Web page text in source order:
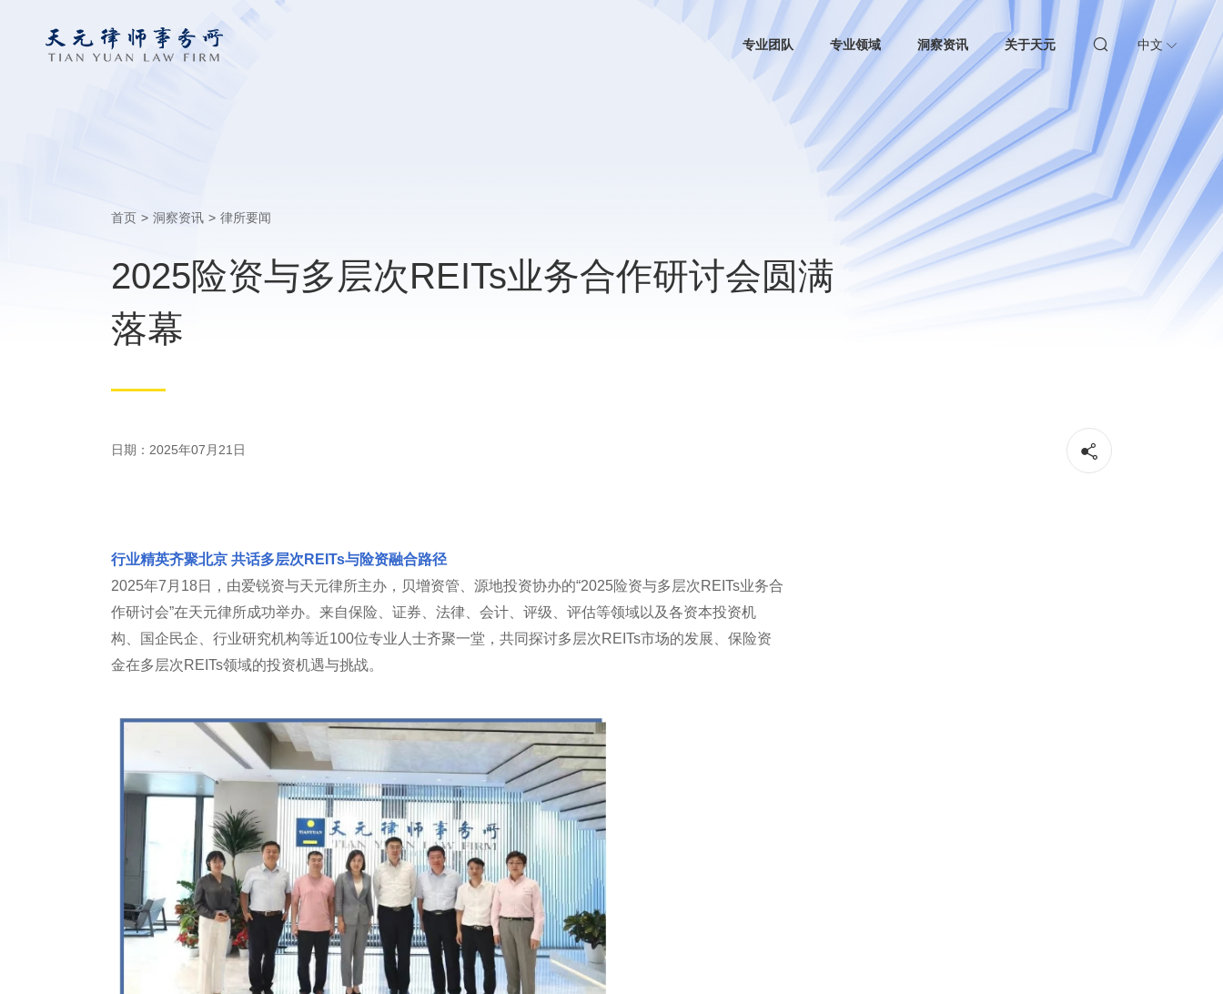
专业团队 专业领域 洞察资讯 关于天元 中文
首页 > 洞察资讯 > 律所要闻
2025险资与多层次REITs业务合作研讨会圆满
落幕​
日期：2025年07月21日
行业精英齐聚北京 共话多层次REITs与险资融合路径
2025年7月18日，由爱锐资与天元律所主办，贝增资管、源地投资协办的“2025险资与多层次REITs业务合
作研讨会”在天元律所成功举办。来自保险、证券、法律、会计、评级、评估等领域以及各资本投资机
构、国企民企、行业研究机构等近100位专业人士齐聚一堂，共同探讨多层次REITs市场的发展、保险资
金在多层次REITs领域的投资机遇与挑战。